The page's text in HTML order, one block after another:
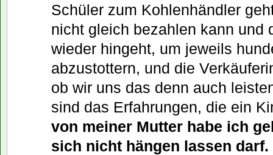
Schüler zum Kohlenhändler
nicht gleich bezahlen kann und
wieder hingeht, um jeweils
abzustottern, und die
ob wir uns das denn auch
sind das Erfahrungen, die ein
von meiner Mutter habe ich
sich nicht hängen lassen darf.